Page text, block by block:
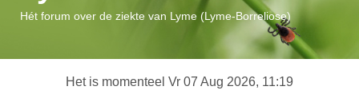
Hét forum over de ziekte van Lyme (Lyme-Borreliose)
Het is momenteel Vr 07 Aug 2026, 11:19